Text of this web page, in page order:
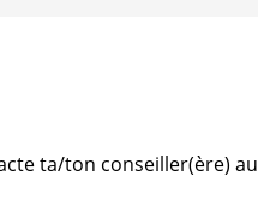
ta/ton conseiller(ère) au